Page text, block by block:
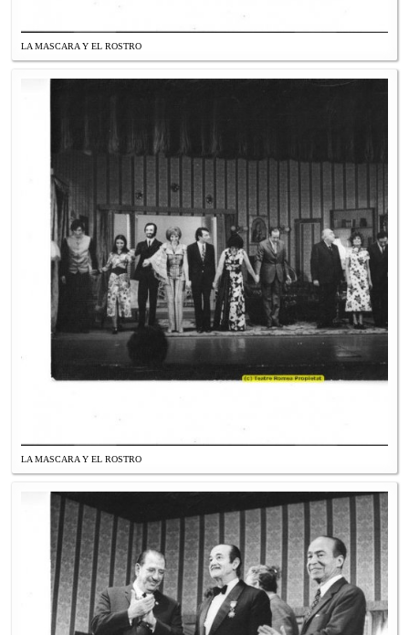
LA MASCARA Y EL ROSTRO
LA MASCARA Y EL ROSTRO